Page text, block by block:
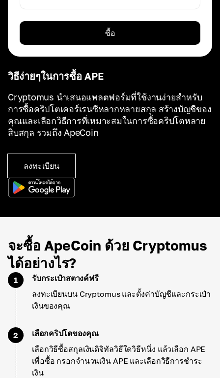
วิธีง่ายๆในการซื้อ APE
Cryptomus นำเสนอแพลตฟอร์มที่ใช้งานง่ายสำหรับ
การซื้อคริปโตเคอร์เรนซีหลากหลายสกุล สร้างบัญชีของ
คุณและเลือกวิธีการที่เหมาะสมในการซื้อคริปโตหลาย
สิบสกุล รวมถึง ApeCoin
ลงทะเบียน
ซื้อ
จะซื้อ ApeCoin ด้วย Cryptomus
ได้อย่างไร?
1
รับกระเป๋าสตางค์ฟรี
ลงทะเบียนบน Cryptomus และตั้งค่าบัญชีและกระเป๋า
เงินของคุณ
2
เลือกคริปโตของคุณ
เลือกวิธีซื้อสกุลเงินดิจิทัลวิธีใดวิธีหนึ่ง แล้วเลือก APE
เพื่อซื้อ กรอกจำนวนเงิน APE และเลือกวิธีการชำระ
เงิน